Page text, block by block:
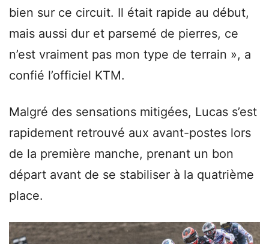
bien sur ce circuit. Il était rapide au début,
mais aussi dur et parsemé de pierres, ce
n’est vraiment pas mon type de terrain », a
confié l’officiel KTM.
Malgré des sensations mitigées, Lucas s’est
rapidement retrouvé aux avant-postes lors
de la première manche, prenant un bon
départ avant de se stabiliser à la quatrième
place.